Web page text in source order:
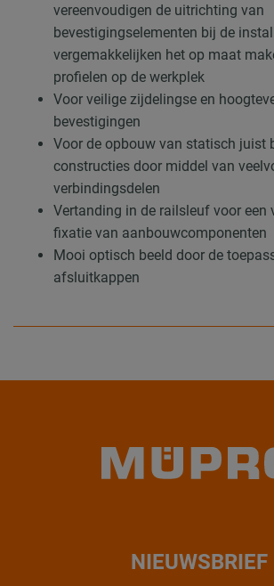
vereenvoudigen de uitrichting van
bevestigingselementen bij de
vergemakkelijken het op maat
profielen op de werkplek
Voor veilige zijdelingse en
bevestigingen
Voor de opbouw van statisch juist
constructies door middel van
verbindingsdelen
Vertanding in de railsleuf voor een
fixatie van aanbouwcomponenten
Mooi optisch beeld door de
afsluitkappen
NIEUWSBRIEF